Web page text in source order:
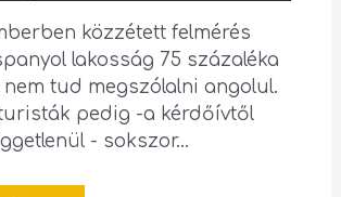
közzétett felmérés
lakosság 75 százaléka
nem tud megszólalni angolul.
pedig -a kérdőívtől
- sokszor…